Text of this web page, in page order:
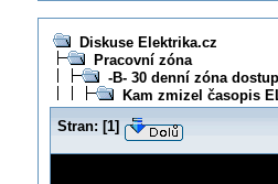
Diskuse Elektrika.cz
Pracovní zóna
-B- 30 denní zóna
Kam zmizel časopis
Stran: [1]